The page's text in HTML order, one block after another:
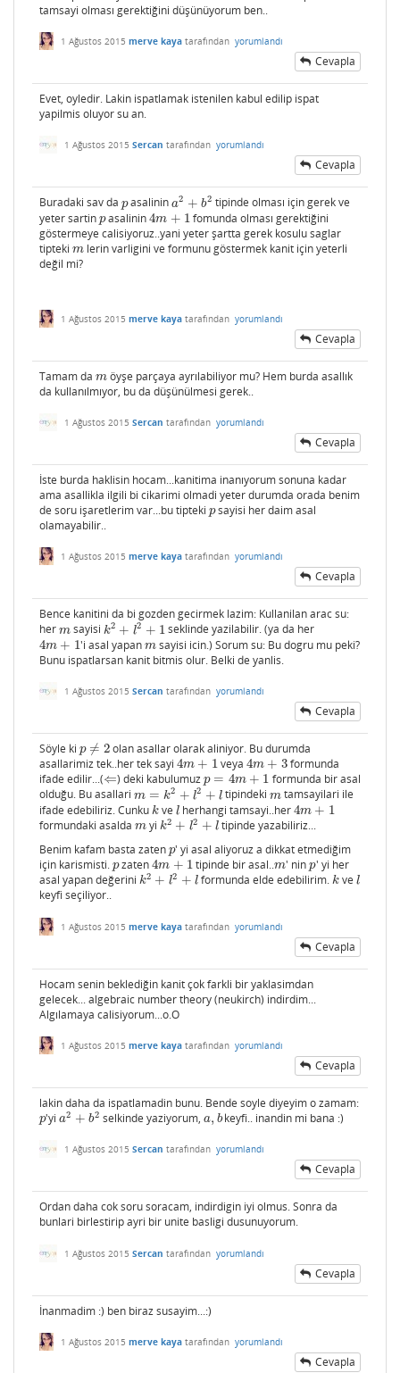
tamsayi olması gerektiğini düşünüyorum ben..
1 Ağustos 2015 merve kaya tarafından yorumlandı
Cevapla
Evet, oyledir. Lakin ispatlamak istenilen kabul edilip ispat
yapilmis oluyor su an.
1 Ağustos 2015 Sercan tarafından yorumlandı
Cevapla
Buradaki sav da p
pasalinina2 + b2
a2 +b2
tipinde olması için gerek ve
yeter sartin p
pasalinin4m + 1
4m+1
fomunda olması gerektiğini
göstermeye calisiyoruz..yani yeter şartta gerek kosulu saglar
tipteki m
mlerin varligini ve formunu göstermek kanit için yeterli
değil mi?
1 Ağustos 2015 merve kaya tarafından yorumlandı
Cevapla
Tamam da m
möyşe parçaya ayrılabiliyor mu? Hem burda asallık
da kullanılmıyor, bu da düşünülmesi gerek..
1 Ağustos 2015 Sercan tarafından yorumlandı
Cevapla
İste burda haklisin hocam...kanitima inanıyorum sonuna kadar
ama asallikla ilgili bi cikarimi olmadi yeter durumda orada benim
de soru işaretlerim var...bu tipteki p
psayisi her daim asal
olamayabilir..
1 Ağustos 2015 merve kaya tarafından yorumlandı
Cevapla
Bence kanitini da bi gozden gecirmek lazim: Kullanilan arac su:
her m
msayisi k2 + l2 + 1
k2+l2 +1
seklinde yazilabilir. (ya da her
4m + 1
4m+1 'i asal yapan m
msayisi icin.) Sorum su: Bu dogru mu peki?
Bunu ispatlarsan kanit bitmis olur. Belki de yanlis.
1 Ağustos 2015 Sercan tarafından yorumlandı
Cevapla
Söyle ki p ≠ 2
p≠2
olan asallar olarak aliniyor. Bu durumda
asallarimiz tek..her tek sayi 4m + 1
4m+1 veya 4m + 3
4m+3
formunda
ifade edilir...(⇐
⇐ ) deki kabulumuzp = 4m + 1
p=4m+1
formunda bir asal
olduğu. Bu asallari m = k2 + l2 + l
m= k2 +l2 +l tipindekim
m tamsayilari ile
ifade edebiliriz. Cunku k
k vel
l herhangi tamsayi..her4m + 1
4m+1
formundaki asalda m
myi k2 + l2 + l
k2+l2 +l
tipinde yazabiliriz...
Benim kafam basta zaten p
p' yi asal aliyoruz a dikkat etmediğim
için karismisti. p
pzaten4m + 1
4m+1 tipinde bir asal..m
m' ninp
p' yi her
asal yapan değerini k2 + l2 + l
k2 +l2 +l formunda elde edebilirim.k
k vel
l
keyfi seçiliyor..
1 Ağustos 2015 merve kaya tarafından yorumlandı
Cevapla
Hocam senin beklediğin kanit çok farkli bir yaklasimdan
gelecek... algebraic number theory (neukirch) indirdim...
Algılamaya calisiyorum...o.O
1 Ağustos 2015 merve kaya tarafından yorumlandı
Cevapla
lakin daha da ispatlamadin bunu. Bende soyle diyeyim o zamam:
p
p'yia2 + b2
a2 +b2 selkinde yaziyorum,a, b
a,bkeyfi.. inandin mi bana :)
1 Ağustos 2015 Sercan tarafından yorumlandı
Cevapla
Ordan daha cok soru soracam, indirdigin iyi olmus. Sonra da
bunlari birlestirip ayri bir unite basligi dusunuyorum.
1 Ağustos 2015 Sercan tarafından yorumlandı
Cevapla
İnanmadim :) ben biraz susayim...:)
1 Ağustos 2015 merve kaya tarafından yorumlandı
Cevapla